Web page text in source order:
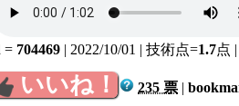
= 704469 | 2022/10/01 | 技術点=1.7点
いいね！ 235 票 |